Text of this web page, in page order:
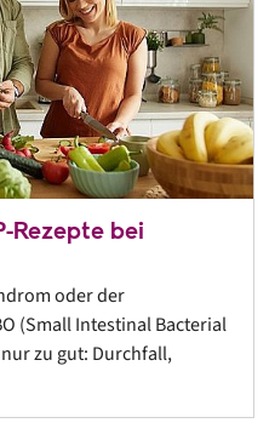
Rezepte bei
oder der
(Small Intestinal Bacterial
zu gut: Durchfall,